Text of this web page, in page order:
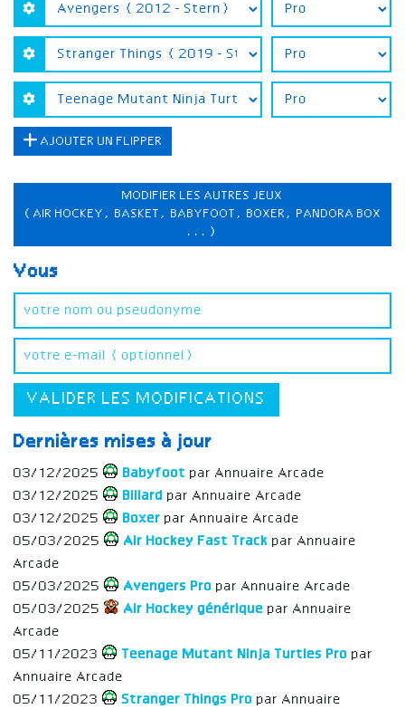
AJOUTER UN FLIPPER
MODIFIER LES AUTRES JEUX
(AIR HOCKEY, BASKET, BABYFOOT, BOXER, PANDORA BOX
...)
Vous
VALIDER LES MODIFICATIONS
Dernières mises à jour
03/12/2025 Babyfoot par Annuaire Arcade
03/12/2025
Billard par Annuaire Arcade
03/12/2025
Boxer par Annuaire Arcade
05/03/2025
Air Hockey Fast Track par Annuaire
Arcade
05/03/2025
Avengers Pro par Annuaire Arcade
05/03/2025
Air Hockey générique par Annuaire
Arcade
05/11/2023
Teenage Mutant Ninja Turtles Pro par
Annuaire Arcade
05/11/2023
Stranger Things Pro par Annuaire